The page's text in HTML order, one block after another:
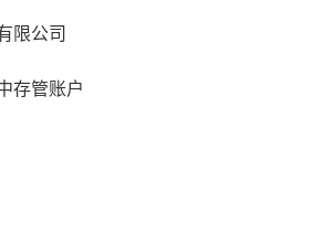
限公司
存管账户